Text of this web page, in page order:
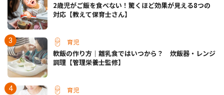
2歳児がご飯を食べない！驚くほど効果が見える8つの
対応【教えて保育士さん】
育児
軟飯の作り方｜離乳食ではいつから？ 炊飯器・レンジ
調理【管理栄養士監修】
育児